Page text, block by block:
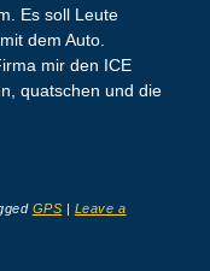
Es soll Leute
dem Auto.
mir den ICE
quatschen und die
GPS
Leave a